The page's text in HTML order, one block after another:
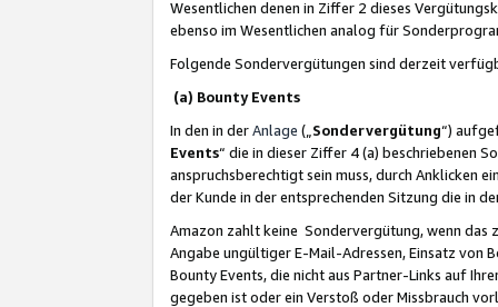
Wesentlichen denen in Ziffer 2 dieses
ebenso im Wesentlichen analog für
Folgende Sondervergütungen sind derzeit
(a) Bounty Events
In den in derAnlage („ Sondervergütung“)
Events“ die in dieser Ziffer 4 (a) beschriebenen
anspruchsberechtigt sein muss, durch Anklicken
der Kunde in der entsprechenden Sitzung die in
Amazon zahlt keine Sondervergütung, wenn das
Angabe ungültiger E-Mail-Adressen, Einsatz von
Bounty Events, die nicht aus Partner-Links auf
gegeben ist oder ein Verstoß oder Missbrauch